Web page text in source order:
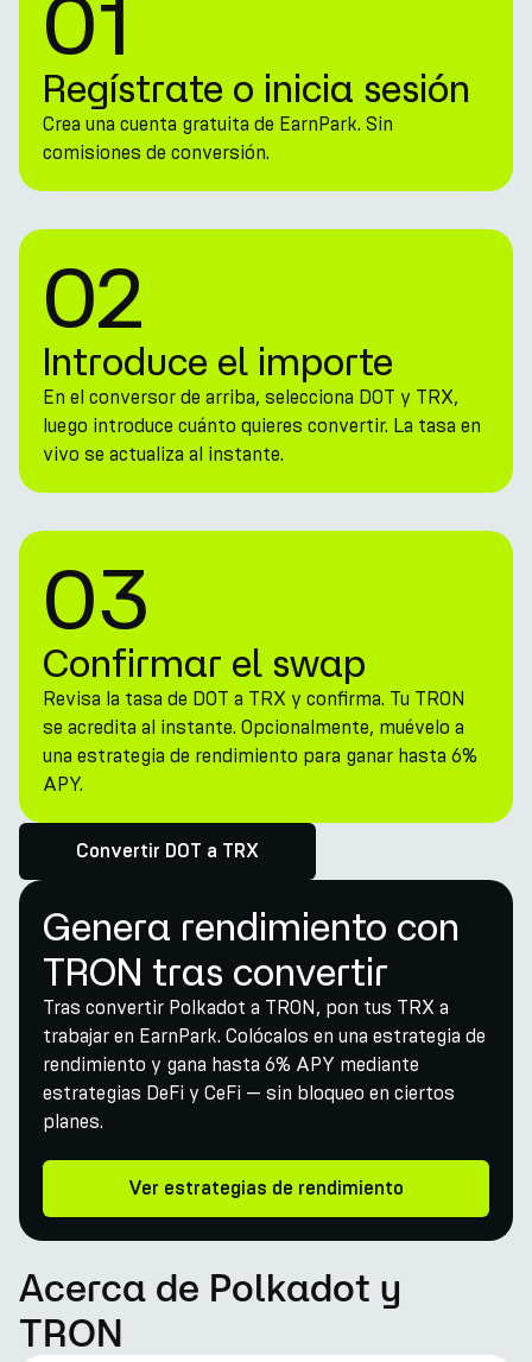
01
Regístrate o inicia sesión
Crea una cuenta gratuita de EarnPark. Sin
comisiones de conversión.
02
Introduce el importe
En el conversor de arriba, selecciona DOT y TRX,
luego introduce cuánto quieres convertir. La tasa en
vivo se actualiza al instante.
03
Confirmar el swap
Revisa la tasa de DOT a TRX y confirma. Tu TRON
se acredita al instante. Opcionalmente, muévelo a
una estrategia de rendimiento para ganar hasta 6%
APY.
Convertir DOT a TRX
Genera rendimiento con
TRON tras convertir
Tras convertir Polkadot a TRON, pon tus TRX a
trabajar en EarnPark. Colócalos en una estrategia de
rendimiento y gana hasta 6% APY mediante
estrategias DeFi y CeFi — sin bloqueo en ciertos
planes.
Ver estrategias de rendimiento
Acerca de Polkadot y
TRON